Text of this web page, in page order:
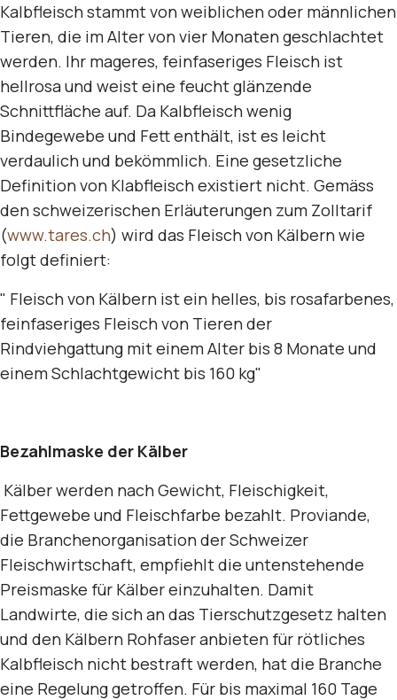
Kalbfleisch stammt von weiblichen oder männlichen
Tieren, die im Alter von vier Monaten geschlachtet
werden. Ihr mageres, feinfaseriges Fleisch ist
hellrosa und weist eine feucht glänzende
Schnittfläche auf. Da Kalbfleisch wenig
Bindegewebe und Fett enthält, ist es leicht
verdaulich und bekömmlich. Eine gesetzliche
Definition von Klabfleisch existiert nicht. Gemäss
den schweizerischen Erläuterungen zum Zolltarif
(www.tares.ch) wird das Fleisch von Kälbern wie
folgt definiert:
" Fleisch von Kälbern ist ein helles, bis rosafarbenes,
feinfaseriges Fleisch von Tieren der
Rindviehgattung mit einem Alter bis 8 Monate und
einem Schlachtgewicht bis 160 kg"
Bezahlmaske der Kälber
Kälber werden nach Gewicht, Fleischigkeit,
Fettgewebe und Fleischfarbe bezahlt. Proviande,
die Branchenorganisation der Schweizer
Fleischwirtschaft, empfiehlt die untenstehende
Preismaske für Kälber einzuhalten. Damit
Landwirte, die sich an das Tierschutzgesetz halten
und den Kälbern Rohfaser anbieten für rötliches
Kalbfleisch nicht bestraft werden, hat die Branche
eine Regelung getroffen. Für bis maximal 160 Tage